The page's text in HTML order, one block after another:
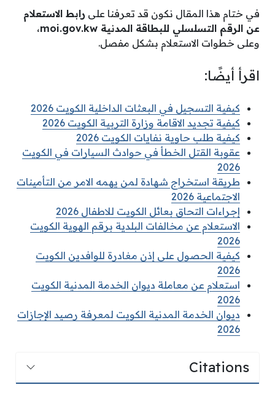
في ختام هذا المقال نكون قد تعرفنا على رابط الاستعلام
عن الرقم التسلسلي للبطاقة المدنية moi.gov.kw،
وعلى خطوات الاستعلام بشكل مفصل.
اقرأ أيضًا:
كيفية التسجيل في البعثات الداخلية الكويت 2026
كيفية تجديد الاقامة وزارة التربية الكويت 2026
كيفية طلب حاوية نفايات الكويت 2026
عقوبة القتل الخطأ في حوادث السيارات في الكويت
2026
طريقة استخراج شهادة لمن يهمه الامر من التأمينات
الاجتماعية 2026
إجراءات التحاق بعائل الكويت للاطفال 2026
الاستعلام عن مخالفات البلدية برقم الهوية الكويت
2026
كيفية الحصول على إذن مغادرة للوافدين الكويت
2026
استعلام عن معاملة ديوان الخدمة المدنية الكويت
2026
ديوان الخدمة المدنية الكويت لمعرفة رصيد الإجازات
2026
Citations